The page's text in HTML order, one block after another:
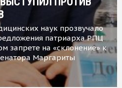
наук прозвучало
патриарха РПЦ
запрете на «склонение» к
Маргариты